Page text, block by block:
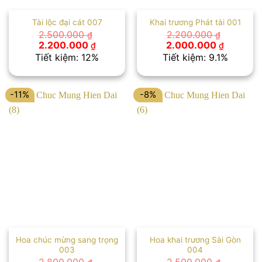
Tài lộc đại cát 007
2.500.000₫
Giá
gốc
là:
2.200.000 ₫Giá
hiện
tại
2.200.000 ₫.
Tiết kiệm: 12%
Khai trương Phát tài 001
2.200.000₫
Giá
gốc
là:
2.000.000 ₫Giá
hiện
tại
Tiết kiệm: 9.1%
-11%
Hoa chúc mừng sang trọng
003
-8%
Hoa khai trương Sài Gòn
004